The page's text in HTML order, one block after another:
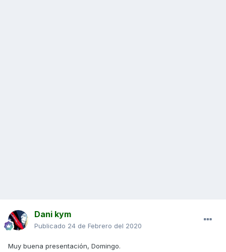
Dani kym
Publicado 24 de Febrero del 2020
Muy buena presentación, Domingo.